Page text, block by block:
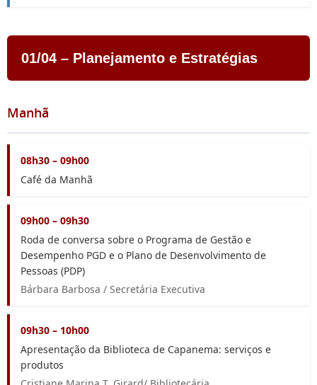
01/04 – Planejamento e Estratégias
Manhã
08h30 – 09h00
Café da Manhã
09h00 – 09h30
Roda de conversa sobre o Programa de Gestão e
Desempenho PGD e o Plano de Desenvolvimento de
Pessoas (PDP)
Bárbara Barbosa / Secretária Executiva
09h30 – 10h00
Apresentação da Biblioteca de Capanema: serviços e
produtos